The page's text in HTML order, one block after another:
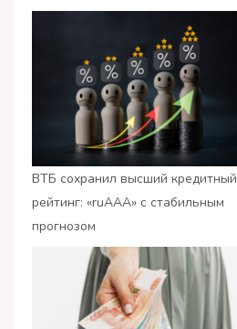
ВТБ сохранил высший кредитный
рейтинг: «ruАAA» с стабильным
прогнозом